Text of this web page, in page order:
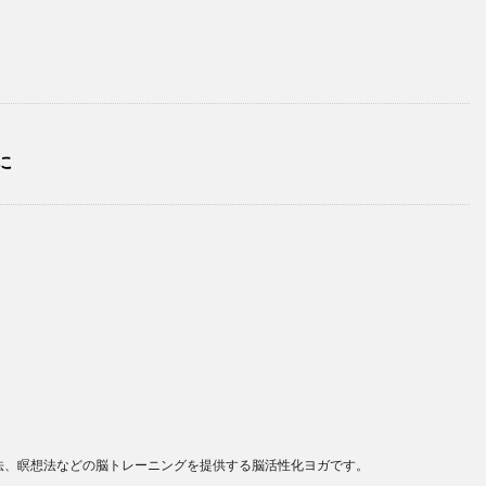
瞑想法などの脳トレーニングを提供する脳活性化ヨガです。